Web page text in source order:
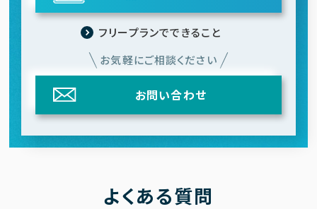
フリープランでできること
お気軽にご相談ください
お問い合わせ
よくある質問